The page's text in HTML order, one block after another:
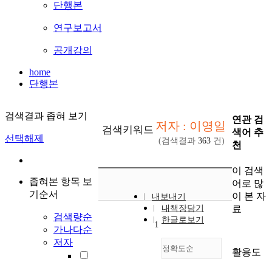
단행본
연구보고서
공개강의
home
단행본
검색결과 좁혀 보기
선택해제
좁혀본 항목 보
기순서
검색량순
가나다순
저자
검색키워드 저자 : 이영일
(검색결과 363 건)
내보내기
내책장담기
한글로보기
정확도순
1
연관 검
색어 추
천
이 검색
어로 많
이 본 자
료
활용도